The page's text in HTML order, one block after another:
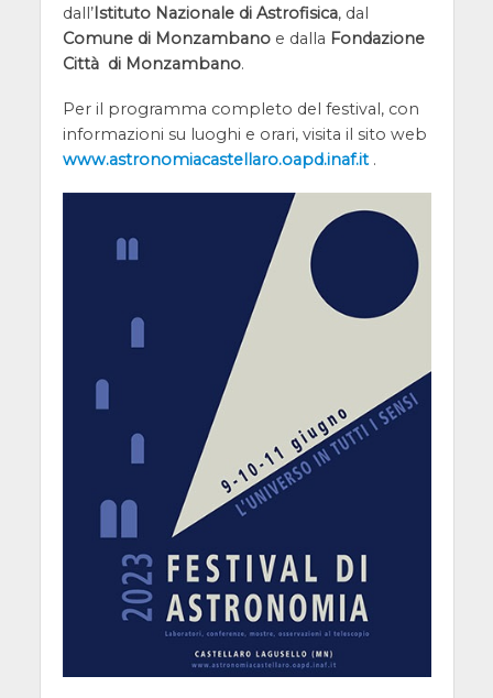
dall’Istituto Nazionale di Astrofisica, dal
Comune di Monzambanoe dalla Fondazione
Città di Monzambano.
Per il programma completo del festival, con
informazioni su luoghi e orari, visita il sito web
www.astronomiacastellaro.oapd.inaf.it.